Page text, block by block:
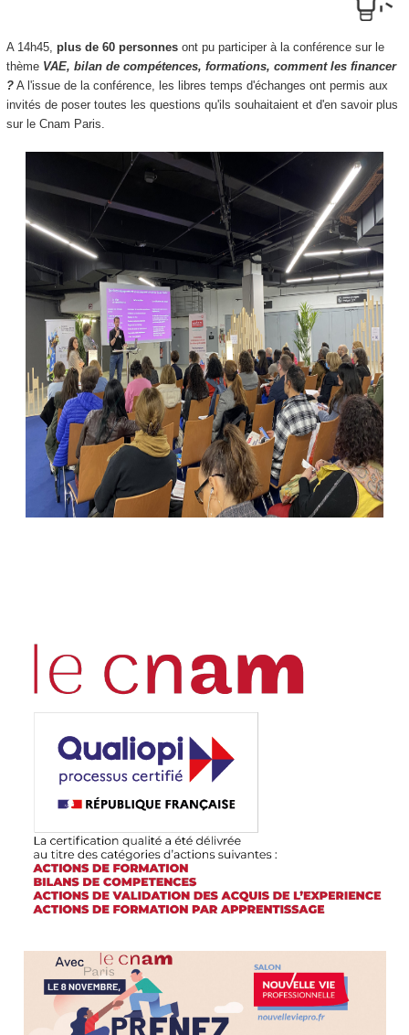
A 14h45, plus de 60 personnesont pu participer à la conférence sur le
thème VAE, bilan de compétences, formations, comment les financer
?A l'issue de la conférence, les libres temps d'échanges ont permis aux
invités de poser toutes les questions qu'ils souhaitaient et d'en savoir plus
sur le Cnam Paris.